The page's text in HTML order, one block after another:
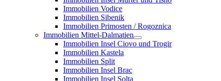
Immobilien Vodice
Immobilien Sibenik
Immobilien Primosten / Rogoznica
Immobilien Mittel-Dalmatien
Immobilien Insel Ciovo und Trogir
Immobilien Kastela
Immobilien Split
Immobilien Insel Brac
Immobilien Insel Solta